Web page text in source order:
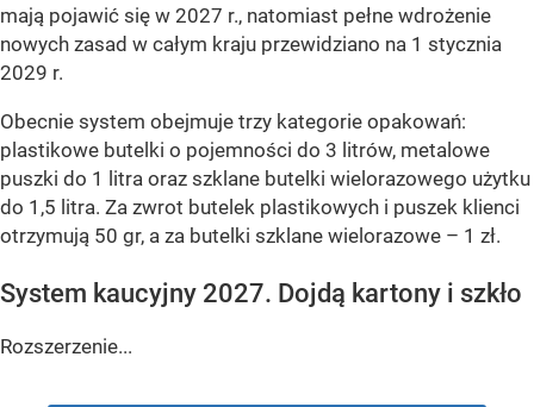
mają pojawić się w 2027 r., natomiast pełne wdrożenie
nowych zasad w całym kraju przewidziano na 1 stycznia
2029 r.
Obecnie system obejmuje trzy kategorie opakowań:
plastikowe butelki o pojemności do 3 litrów, metalowe
puszki do 1 litra oraz szklane butelki wielorazowego użytku
do 1,5 litra. Za zwrot butelek plastikowych i puszek klienci
otrzymują 50 gr, a za butelki szklane wielorazowe – 1 zł.
System kaucyjny 2027. Dojdą kartony i szkło
Rozszerzenie...